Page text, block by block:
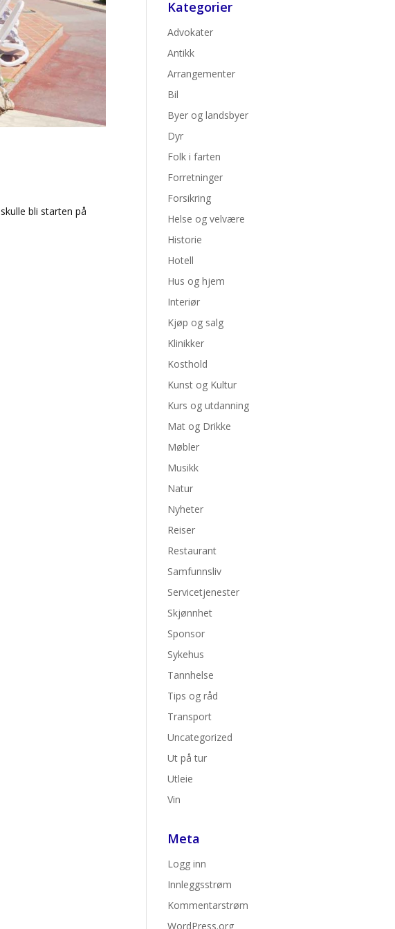
bli starten på
Kategorier
Advokater
Antikk
Arrangementer
Bil
Byer og landsbyer
Dyr
Folk i farten
Forretninger
Forsikring
Helse og velvære
Historie
Hotell
Hus og hjem
Interiør
Kjøp og salg
Klinikker
Kosthold
Kunst og Kultur
Kurs og utdanning
Mat og Drikke
Møbler
Musikk
Natur
Nyheter
Reiser
Restaurant
Samfunnsliv
Servicetjenester
Skjønnhet
Sponsor
Sykehus
Tannhelse
Tips og råd
Transport
Uncategorized
Ut på tur
Utleie
Vin
Meta
Logg inn
Innleggsstrøm
Kommentarstrøm
WordPress.org